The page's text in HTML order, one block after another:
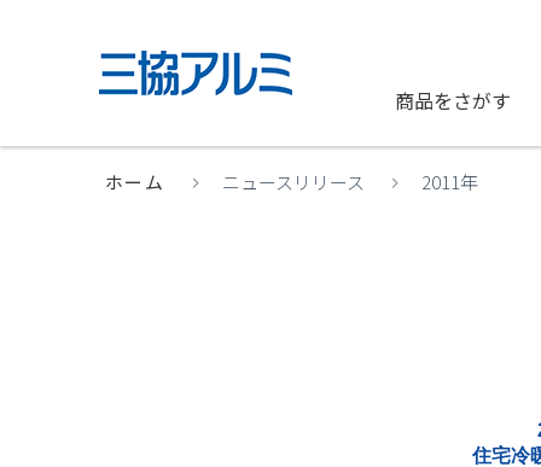
商品をさがす
ホーム ニュースリリース 2011年
住宅冷